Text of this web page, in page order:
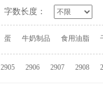
字数长度：
蛋 牛奶制品 食用油脂
2905 2906 2907 2908